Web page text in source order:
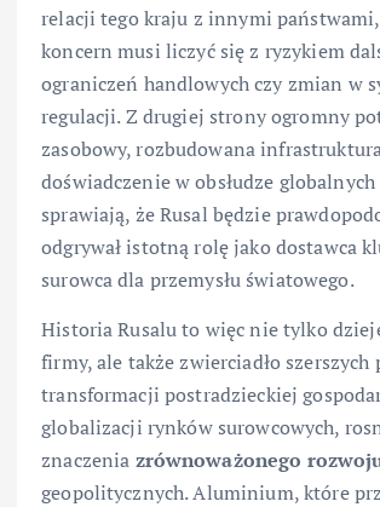
relacji tego kraju z innymi
koncern musi liczyć się z ryzykiem
ograniczeń handlowych czy zmian w
regulacji. Z drugiej strony ogromny
zasobowy, rozbudowana
doświadczenie w obsłudze
sprawiają, że Rusal będzie
odgrywał istotną rolę jako dostawca
surowca dla przemysłu światowego.
Historia Rusalu to więc nie tylko
firmy, ale także zwierciadło szerszych
transformacji postradzieckiej
globalizacji rynków surowcowych,
znaczenia zrównoważonego
geopolitycznych. Aluminium, które